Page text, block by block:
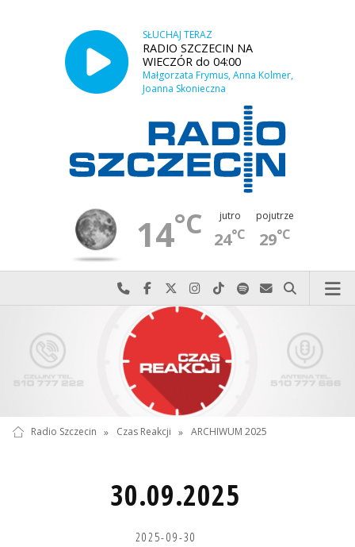
SŁUCHAJ TERAZ
RADIO SZCZECIN NA
WIECZÓR do 04:00
Małgorzata Frymus, Anna Kolmer,
Joanna Skonieczna
14°C jutro
24°C
pojutrze
29°C
Najlepiej po prostu do nas zadzwoń
Odwiedź nas na Facebook-u
Odwiedź nas na X
Odwiedź nas na Instagram-ie
Odwiedź nas na TikTok-u
Szukaj nas na Spotify
Wyślij do nas
Szukaj
Radio Szczecin » Czas Reakcji » ARCHIWUM 2025
30.09.2025
2025-09-30